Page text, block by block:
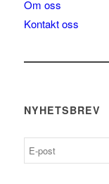
Om oss
Kontakt oss
NYHETSBREV